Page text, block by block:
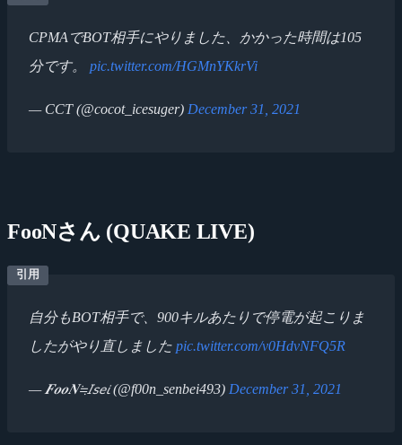
CPMAでBOT相手にやりました、かかった時間は105
分です。 pic.twitter.com/HGMnYKkrVi
— CCT (@cocot_icesuger) December 31, 2021
FooNさん (QUAKE LIVE)
自分もBOT相手で、900キルあたりで停電が起こりま
したがやり直しました pic.twitter.com/v0HdvNFQ5R
— 𝑭𝒐𝒐𝑵≒𝘐𝘴𝘦𝘪 (@f00n_senbei493) December 31, 2021